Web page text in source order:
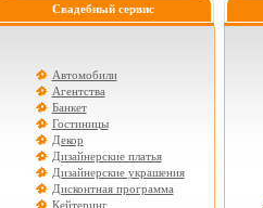
Свадебный сервис
Автомобили
Агентства
Банкет
Гостиницы
Декор
Дизайнерские платья
Дизайнерские украшения
Дисконтная программа
Кейтеринг